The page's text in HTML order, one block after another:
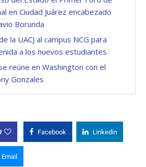
en Ciudad Juárez encabezado
Borunda
la UACJ al campus NCG para
a los nuevos estudiantes
reúne en Washington con el
Gonzales
Facebook Linkedin
Email